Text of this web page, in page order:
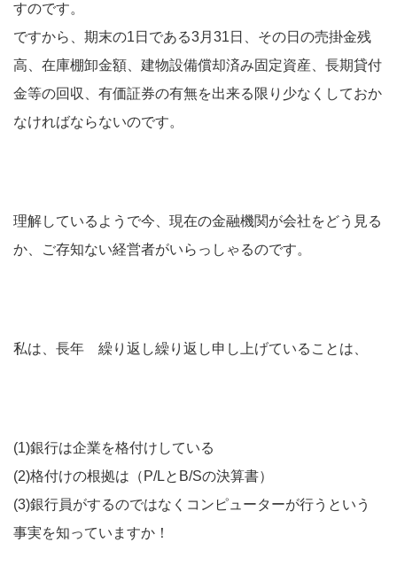
すのです。
ですから、期末の1日である3月31日、その日の売掛金残
高、在庫棚卸金額、建物設備償却済み固定資産、長期貸付
金等の回収、有価証券の有無を出来る限り少なくしておか
なければならないのです。
理解しているようで今、現在の金融機関が会社をどう見る
か、ご存知ない経営者がいらっしゃるのです。
私は、長年 繰り返し繰り返し申し上げていることは、
(1)銀行は企業を格付けしている
(2)格付けの根拠は（P/LとB/Sの決算書）
(3)銀行員がするのではなくコンピューターが行うという
事実を知っていますか！